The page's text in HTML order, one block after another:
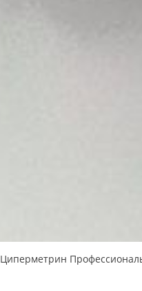
Циперметрин